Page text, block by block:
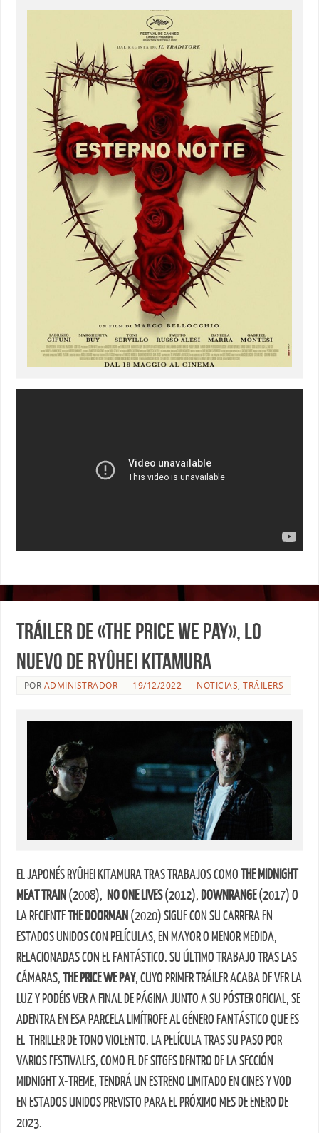
Tráiler de «The Price We Pay», lo
nuevo de Ryûhei Kitamura
POR ADMINISTRADOR 19/12/2022 NOTICIAS,TRÁILERS
EL JAPONÉS RYÛHEI KITAMURA TRAS TRABAJOS COMO THE MIDNIGHT
MEAT TRAIN (2008), NO ONE LIVES(2012), DOWNRANGE(2017) O
LA RECIENTETHE DOORMAN (2020) SIGUE CON SU CARRERA EN
ESTADOS UNIDOS CON PELÍCULAS, EN MAYOR O MENOR MEDIDA,
RELACIONADAS CON EL FANTÁSTICO. SU ÚLTIMO TRABAJO TRAS LAS
CÁMARAS, THE PRICE WE PAY, CUYO PRIMER TRÁILER ACABA DE VER LA
LUZ Y PODÉIS VER A FINAL DE PÁGINA JUNTO A SU PÓSTER OFICIAL, SE
ADENTRA EN ESA PARCELA LIMÍTROFE AL GÉNERO FANTÁSTICO QUE ES
EL THRILLER DE TONO VIOLENTO. LA PELÍCULA TRAS SU PASO POR
VARIOS FESTIVALES, COMO EL DE SITGES DENTRO DE LA SECCIÓN
MIDNIGHT X-TREME, TENDRÁ UN ESTRENO LIMITADO EN CINES Y VOD
EN ESTADOS UNIDOS PREVISTO PARA EL PRÓXIMO MES DE ENERO DE
2023.